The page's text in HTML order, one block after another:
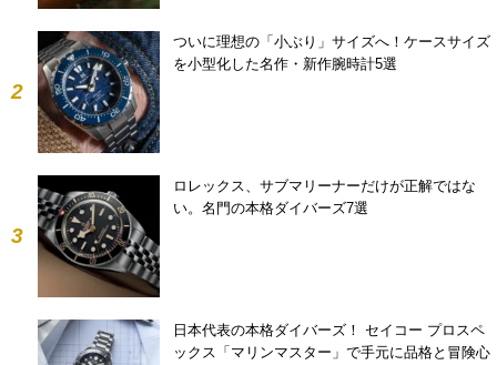
2
ついに理想の「小ぶり」サイズへ！ケースサイズ
を小型化した名作・新作腕時計5選
3
ロレックス、サブマリーナーだけが正解ではな
い。名門の本格ダイバーズ7選
日本代表の本格ダイバーズ！ セイコー プロスペ
ックス「マリンマスター」で手元に品格と冒険心